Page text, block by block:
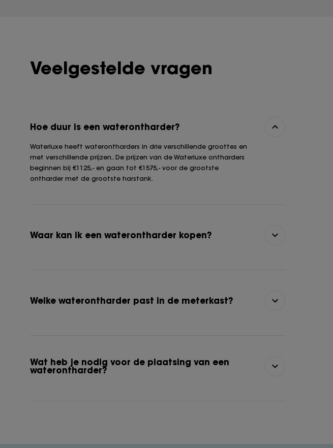
Veelgestelde vragen
Hoe duur is een waterontharder?
Waterluxe heeft waterontharders in drie verschillende groottes en
met verschillende prijzen.. De prijzen van de Waterluxe ontharders
beginnen bij €1125,- en gaan tot €1575,- voor de grootste
ontharder met de grootste harstank.
Waar kan ik een waterontharder kopen?
Welke waterontharder past in de meterkast?
Wat heb je nodig voor de plaatsing van een
waterontharder?